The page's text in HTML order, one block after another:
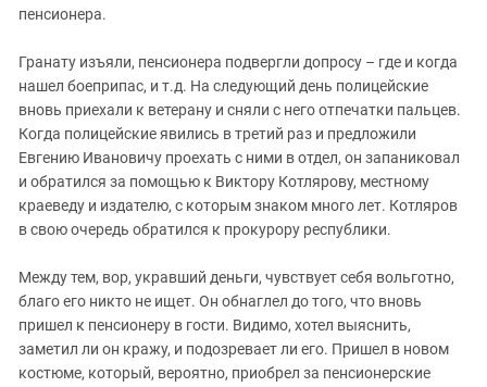
пенсионера.
Гранату изъяли, пенсионера подвергли допросу – где и когда
нашел боеприпас, и т.д. На следующий день полицейские
вновь приехали к ветерану и сняли с него отпечатки пальцев.
Когда полицейские явились в третий раз и предложили
Евгению Ивановичу проехать с ними в отдел, он запаниковал
и обратился за помощью к Виктору Котлярову, местному
краеведу и издателю, с которым знаком много лет. Котляров
в свою очередь обратился к прокурору республики.
Между тем, вор, укравший деньги, чувствует себя вольготно,
благо его никто не ищет. Он обнаглел до того, что вновь
пришел к пенсионеру в гости. Видимо, хотел выяснить,
заметил ли он кражу, и подозревает ли его. Пришел в новом
костюме, который, вероятно, приобрел за пенсионерские